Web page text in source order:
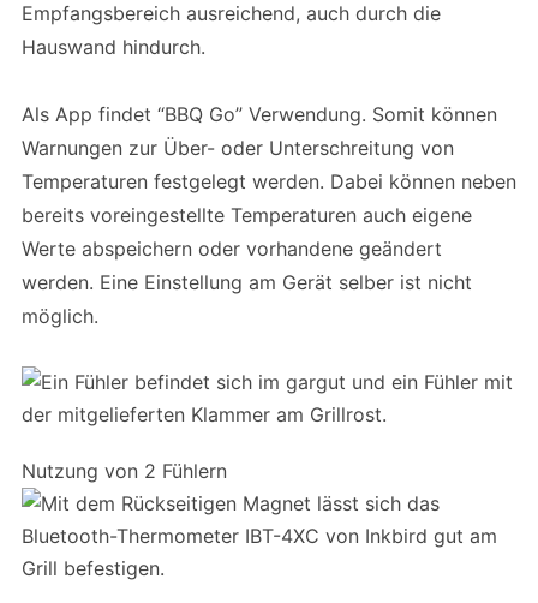
Empfangsbereich ausreichend, auch durch die
Hauswand hindurch.
Als App findet “BBQ Go” Verwendung. Somit können
Warnungen zur Über- oder Unterschreitung von
Temperaturen festgelegt werden. Dabei können neben
bereits voreingestellte Temperaturen auch eigene
Werte abspeichern oder vorhandene geändert
werden. Eine Einstellung am Gerät selber ist nicht
möglich.
Nutzung von 2 Fühlern